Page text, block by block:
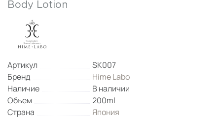
Body Lotion
Артикул
SK007
Бренд
Hime Labo
Наличие
В наличии
Объем
200ml
Страна
Япония